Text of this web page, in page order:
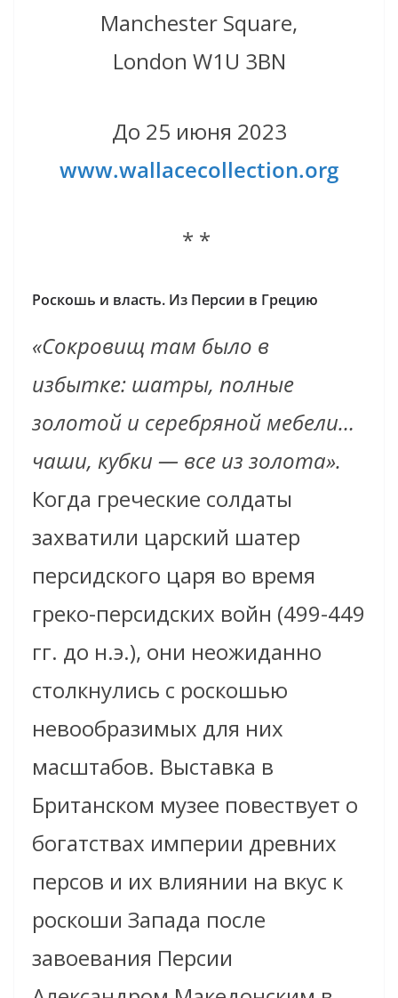
Manchester Square,
London W1U 3BN
До 25 июня 2023
www.wallacecollection.org
* *
Роскошь и власть. Из Персии в Грецию
«Сокровищ там было в
избытке: шатры, полные
золотой и серебряной мебели…
чаши, кубки — все из золота».
Когда греческие солдаты
захватили царский шатер
персидского царя во время
греко-персидских войн (499-449
гг. до н.э.), они неожиданно
столкнулись с роскошью
невообразимых для них
масштабов. Выставка в
Британском музее повествует о
богатствах империи древних
персов и их влиянии на вкус к
роскоши Запада после
завоевания Персии